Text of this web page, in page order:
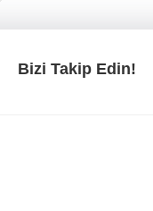
Bizi Takip Edin!